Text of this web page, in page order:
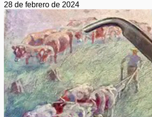
28 de febrero de 2024